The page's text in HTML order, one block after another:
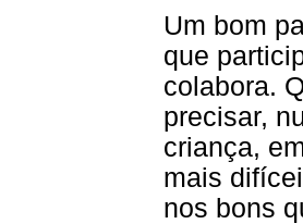
Um bom
que
colabora.
precisar,
criança,
mais
nos bons